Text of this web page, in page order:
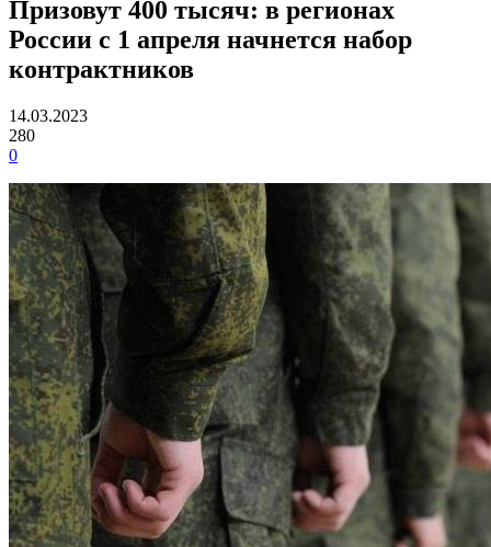
Призовут 400 тысяч: в регионах
России с 1 апреля начнется набор
контрактников
14.03.2023
280
0